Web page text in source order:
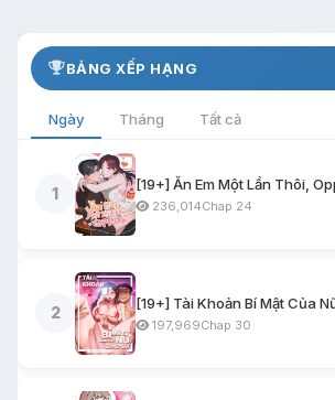
BẢNG XẾP HẠNG
Ngày Tháng Tất cả
1
[19+] Ăn Em Một Lần Thôi,
236,014Chap 24
2
[19+] Tài Khoản Bí Mật Của
197,969Chap 30